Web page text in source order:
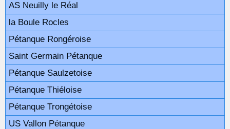
AS Neuilly le Réal
la Boule Rocles
Pétanque Rongéroise
Saint Germain Pétanque
Pétanque Saulzetoise
Pétanque Thiéloise
Pétanque Trongétoise
US Vallon Pétanque